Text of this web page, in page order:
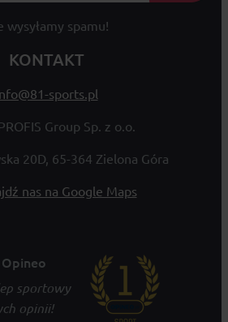
wysyłamy spamu!
KONTAKT
sports.pl
Group Sp. z o.o.
20D, 65-364 Zielona Góra
nas na Google Maps
sportowy
opinii!